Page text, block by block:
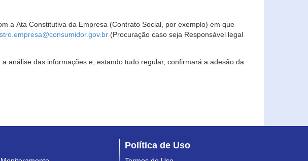
a Ata Constitutiva da Empresa (Contrato Social, por exemplo) em que
(Procuração caso seja Responsável legal
análise das informações e, estando tudo regular, confirmará a adesão da
Política de Uso